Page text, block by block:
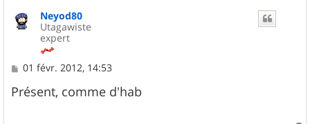
Neyod80
Utagawiste
expert
M
s
s
01 févr. 2012, 14:53
Présent, comme d'hab